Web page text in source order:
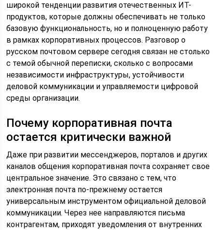
широкой тенденции развития отечественных ИТ-
продуктов, которые должны обеспечивать не только
базовую функциональность, но и полноценную работу
в рамках корпоративных процессов. Разговор о
русском почтовом сервере сегодня связан не столько
с темой обычной переписки, сколько с вопросами
независимости инфраструктуры, устойчивости
деловой коммуникации и управляемости цифровой
среды организации.
Почему корпоративная почта
остается критически важной
Даже при развитии мессенджеров, порталов и других
каналов общения корпоративная почта сохраняет свое
центральное значение. Это связано с тем, что
электронная почта по-прежнему остается
универсальным инструментом официальной деловой
коммуникации. Через нее направляются письма
контрагентам, приходят уведомления от внутренних